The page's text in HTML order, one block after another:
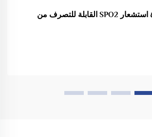
كيف تُعزز أجهزة استشعار SPO2 القابلة للتصرف من